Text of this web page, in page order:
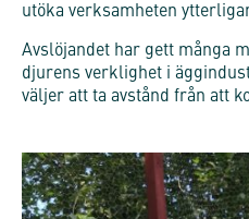
utöka verksamheten
Avslöjandet har gett många
djurens verklighet i
väljer att ta avstånd från att